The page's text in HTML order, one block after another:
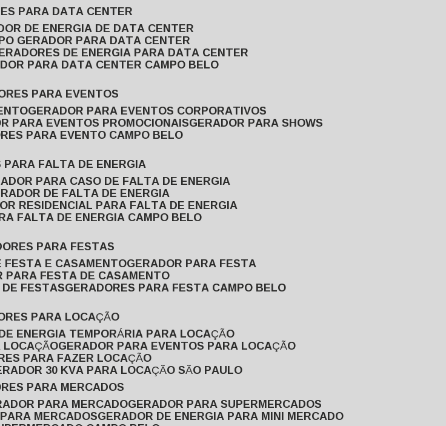
PARA DATA CENTER
DE ENERGIA DE DATA CENTER
GERADOR PARA DATA CENTER
DE ENERGIA PARA DATA CENTER
PARA DATA CENTER CAMPO BELO
PARA EVENTOS
GERADOR PARA EVENTOS CORPORATIVOS
PARA EVENTOS PROMOCIONAIS GERADOR PARA SHOWS
PARA EVENTO CAMPO BELO
PARA FALTA DE ENERGIA
PARA CASO DE FALTA DE ENERGIA
DE FALTA DE ENERGIA
RESIDENCIAL PARA FALTA DE ENERGIA
FALTA DE ENERGIA CAMPO BELO
PARA FESTAS
FESTA E CASAMENTO GERADOR PARA FESTA
PARA FESTA DE CASAMENTO
DE FESTAS GERADORES PARA FESTA CAMPO BELO
PARA LOCAÇÃO
DE ENERGIA TEMPORÁRIA PARA LOCAÇÃO
LOCAÇÃO GERADOR PARA EVENTOS PARA LOCAÇÃO
PARA FAZER LOCAÇÃO
30 KVA PARA LOCAÇÃO SÃO PAULO
PARA MERCADOS
PARA MERCADO GERADOR PARA SUPERMERCADOS
PARA MERCADOS GERADOR DE ENERGIA PARA MINI MERCADO